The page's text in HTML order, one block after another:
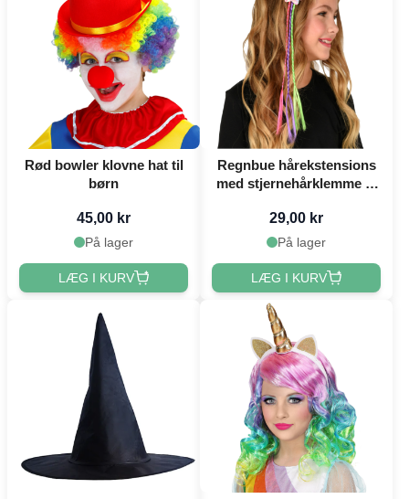
Rød bowler klovne hat til
børn
45,00 kr
På lager
LÆG I KURV
Regnbue hårekstensions
med stjernehårklemme til
29,00 kr
På lager
LÆG I KURV